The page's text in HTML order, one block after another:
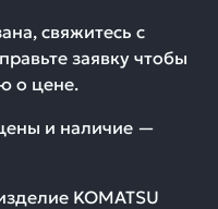
свяжитесь с
заявку чтобы
о цене.
и наличие —
KOMATSU